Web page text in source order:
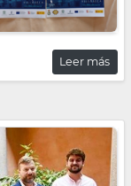
Leer más